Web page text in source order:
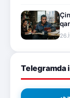
Telegramda